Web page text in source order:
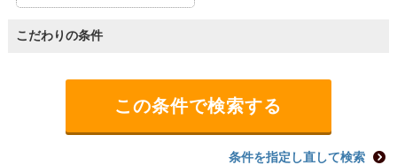
こだわりの条件
条件を指定し直して検索